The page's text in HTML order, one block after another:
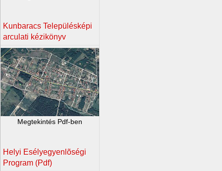
Kunbaracs Településképi
arculati kézikönyv
Megtekintés Pdf-ben
Helyi Esélyegyenlõségi
Program (Pdf)